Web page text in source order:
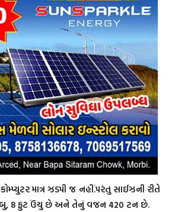
માત્ર ઝડપી જ નહીં.પરંતુ સાઈઝની રીતે
8 ફુટ ઉંચુ છે અને તેનું વજન 420 ટન છે.